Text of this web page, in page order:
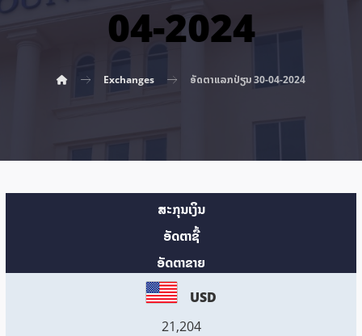
04-2024
Exchanges ອັດ​ຕາ​ແລກ​ປ່ຽນ 30-04-2024
ສະກຸນເງິນ
ອັດຕາຊື້
ອັດຕາຂາຍ
USD
21,204